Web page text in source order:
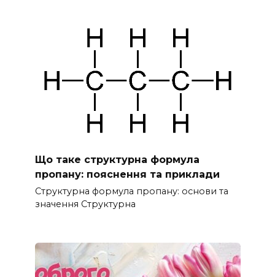
Що таке структурна формула
пропану: пояснення та приклади
Структурна формула пропану: основи та
значення Структурна